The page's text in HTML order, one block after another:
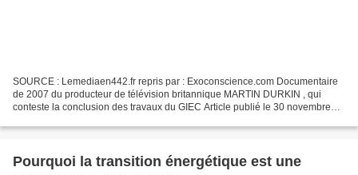
SOURCE : Lemediaen442.fr repris par : Exoconscience.com Documentaire
de 2007 du producteur de télévision britannique MARTIN DURKIN , qui
conteste la conclusion des travaux du GIEC Article publié le 30 novembre
Pourquoi la transition énergétique est une